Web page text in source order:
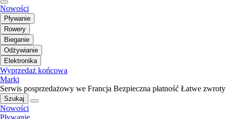
Nowości
Pływanie
Rowery
Bieganie
Odżywianie
Elektronika
Wyprzedaż końcowa
Marki
Serwis posprzedażowy we Francja Bezpieczna płatność Łatwe zwroty
Szukaj
Nowości
Pływanie